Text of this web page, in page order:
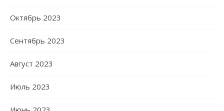
Октябрь 2023
Сентябрь 2023
Август 2023
Июль 2023